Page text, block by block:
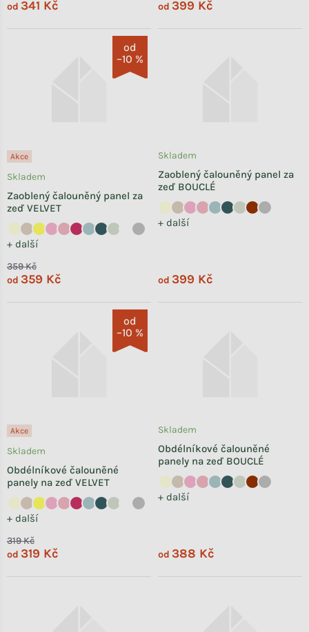
od 341 Kč od 399 Kč
od
–10 %
Akce
Zaoblený čalouněný panel za
zeď VELVET
+ další
Skladem
359 Kč
od 359 Kč
Zaoblený čalouněný panel za
zeď BOUCLÉ
+ další
Skladem
od 399 Kč
od
–10 %
Akce
Obdélníkové čalouněné
panely na zeď VELVET
+ další
Skladem
319 Kč
od 319 Kč
Obdélníkové čalouněné
panely na zeď BOUCLÉ
+ další
Skladem
od 388 Kč